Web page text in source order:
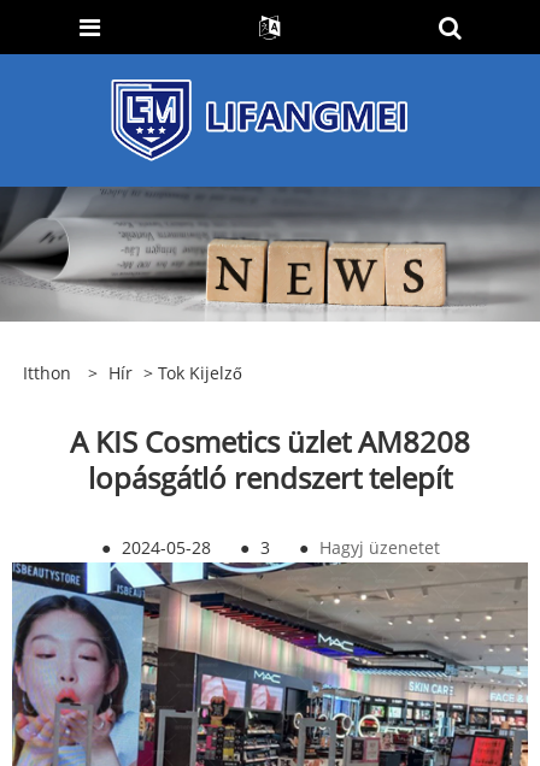
Itthon > Hír > Tok Kijelző
A KIS Cosmetics üzlet AM8208
lopásgátló rendszert telepít
● 2024-05-28 ● 3 ● Hagyj üzenetet